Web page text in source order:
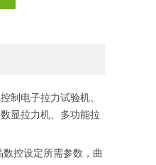
制电子拉力试验机、
显拉力机、多功能拉
控设定所需参数，曲